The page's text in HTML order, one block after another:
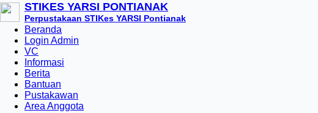
STIKES YARSI PONTIANAK
Perpustakaan STIKes YARSI Pontianak
Beranda
Login Admin
VC
Informasi
Berita
Bantuan
Pustakawan
Area Anggota